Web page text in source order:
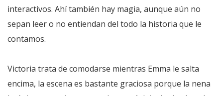
interactivos. Ahí también hay magia, aunque aún no
sepan leer o no entiendan del todo la historia que le
contamos.
Victoria trata de comodarse mientras Emma le salta
encima, la escena es bastante graciosa porque la nena